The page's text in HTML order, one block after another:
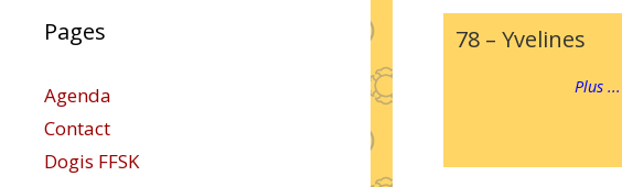
78 – Yvelines
Plus ...
Pages
Agenda
Contact
Dogis FFSK